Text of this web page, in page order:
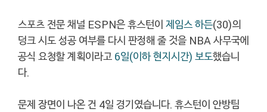
스포츠 전문 채널 ESPN은 휴스턴이 제임스 하든(30)의
덩크 시도 성공 여부를 다시 판정해 줄 것을 NBA 사무국에
공식 요청할 계획이라고 6일(이하 현지시간) 보도했습니
다.
문제 장면이 나온 건 4일 경기였습니다. 휴스턴이 안방팀